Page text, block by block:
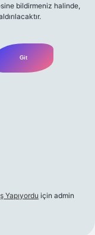
bildirmeniz halinde,
Yapıyordu için admin